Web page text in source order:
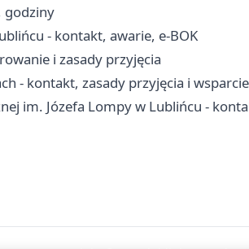
godziny
- kontakt, awarie, e-BOK
i zasady przyjęcia
- kontakt, zasady przyjęcia i
im. Józefa Lompy w Lublińcu -